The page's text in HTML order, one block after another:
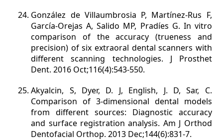
González de Villaumbrosia P, Martínez-Rus F,
García-Orejas A, Salido MP, Pradíes G. In vitro
comparison of the accuracy (trueness and
precision) of six extraoral dental scanners with
different scanning technologies. J Prosthet
Dent. 2016 Oct;116(4):543-550.
Akyalcin, S, Dyer, D. J, English, J. D, Sar, C.
Comparison of 3-dimensional dental models
from different sources: Diagnostic accuracy
and surface registration analysis. Am J Orthod
Dentofacial Orthop. 2013 Dec;144(6):831-7.